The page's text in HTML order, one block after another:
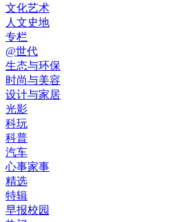
文化艺术
人文史地
专栏
@世代
生态与环保
时尚与美容
设计与家居
光影
科玩
科普
汽车
心事家事
精选
特辑
早报校园